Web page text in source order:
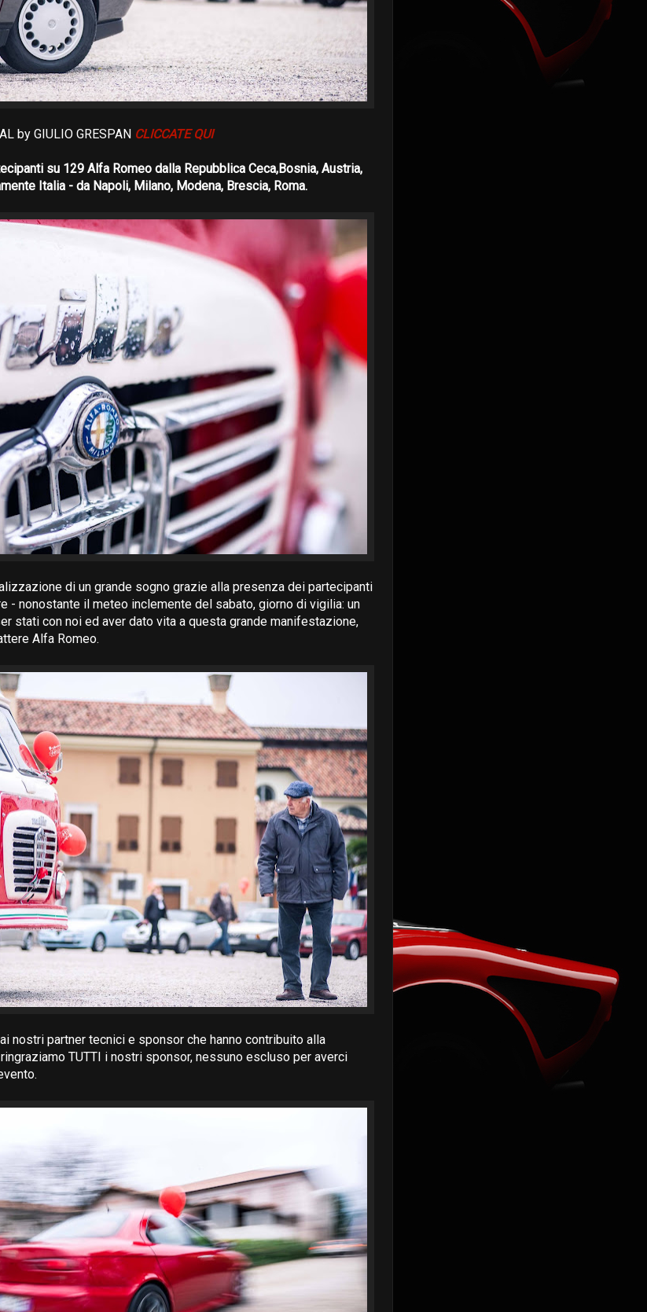
by GIULIO GRESPAN CLICCATE QUI
su 129 Alfa Romeo dalla Repubblica Ceca,Bosnia, Austria,
Italia - da Napoli, Milano, Modena, Brescia, Roma.
di un grande sogno grazie alla presenza dei partecipanti
- nonostante il meteo inclemente del sabato, giorno di vigilia: un
stati con noi ed aver dato vita a questa grande manifestazione,
Alfa Romeo.
nostri partner tecnici e sponsor che hanno contribuito alla
TUTTI i nostri sponsor, nessuno escluso per averci